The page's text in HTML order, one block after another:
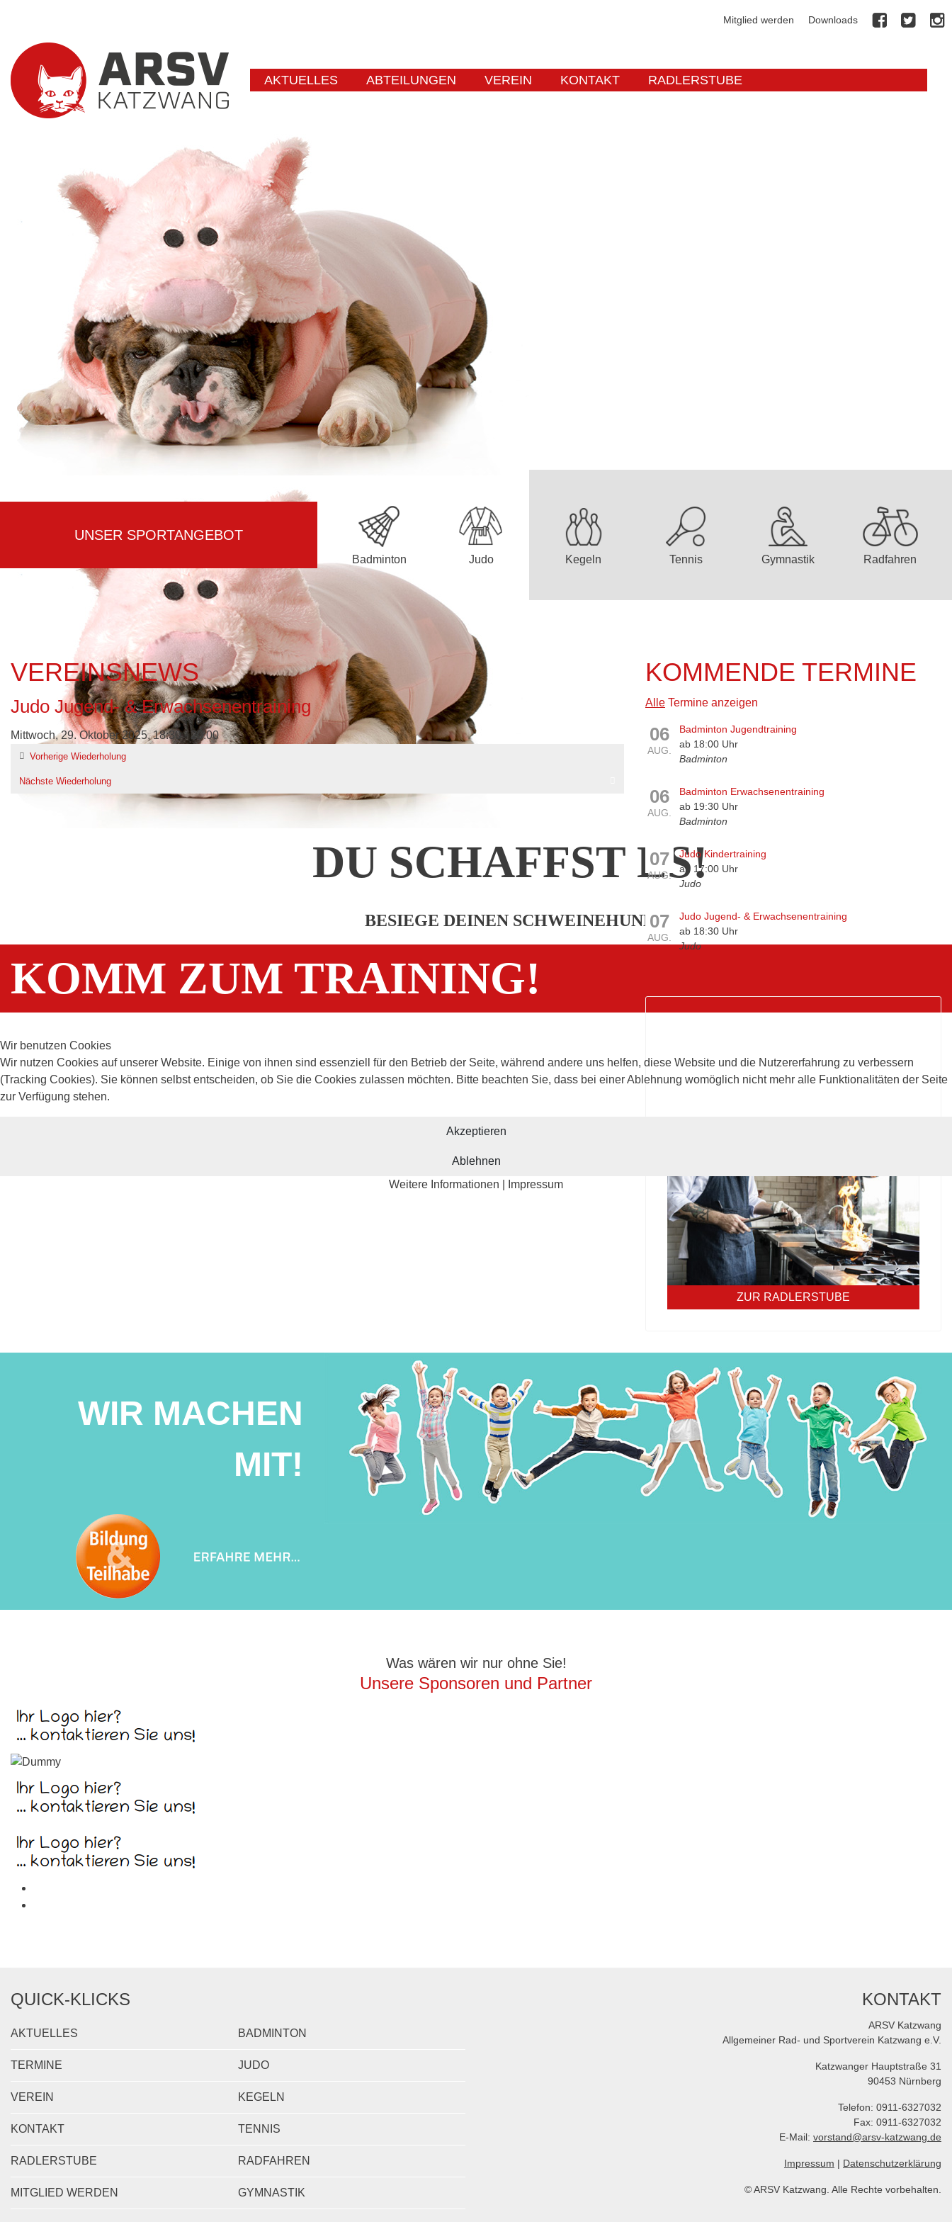
Mitglied werden Downloads
AKTUELLES ABTEILUNGEN VEREIN KONTAKT RADLERSTUBE
DU SCHAFFST ES!
BESIEGE DEINEN SCHWEINEHUND
KOMM ZUM TRAINING!
UNSER SPORTANGEBOT
Badminton Judo Kegeln Tennis Gymnastik Radfahren
VEREINSNEWS
Judo Jugend- & Erwachsenentraining
Mittwoch, 29. Oktober 2025, 18:30 - 20:00
Vorherige Wiederholung
Nächste Wiederholung
KOMMENDE TERMINE
Alle Termine anzeigen
06
AUG.
Badminton Jugendtraining
ab 18:00 Uhr
Badminton
06
AUG.
Badminton Erwachsenentraining
ab 19:30 Uhr
Badminton
07
AUG.
Judo Kindertraining
ab 17:00 Uhr
Judo
07
AUG.
Judo Jugend- & Erwachsenentraining
ab 18:30 Uhr
Judo
Unsere Mittagskarte diese Woche:
ZUR RADLERSTUBE
WIR MACHEN
MIT!
Was wären wir nur ohne Sie!
Unsere Sponsoren und Partner
QUICK-KLICKS
AKTUELLES
TERMINE
VEREIN
KONTAKT
RADLERSTUBE
MITGLIED WERDEN
BADMINTON
JUDO
KEGELN
TENNIS
RADFAHREN
GYMNASTIK
KONTAKT
ARSV Katzwang
Allgemeiner Rad- und Sportverein Katzwang e.V.
Katzwanger Hauptstraße 31
90453 Nürnberg
Telefon: 0911-6327032
Fax: 0911-6327032
E-Mail: vorstand@arsv-katzwang.de
Impressum | Datenschutzerklärung
© ARSV Katzwang. Alle Rechte vorbehalten.
Wir benutzen Cookies
Wir nutzen Cookies auf unserer Website. Einige von ihnen sind essenziell für den Betrieb der Seite, während andere uns helfen, diese Website und die Nutzererfahrung zu verbessern
(Tracking Cookies). Sie können selbst entscheiden, ob Sie die Cookies zulassen möchten. Bitte beachten Sie, dass bei einer Ablehnung womöglich nicht mehr alle Funktionalitäten der Seite
zur Verfügung stehen.
Akzeptieren
Ablehnen
Weitere Informationen
Impressum